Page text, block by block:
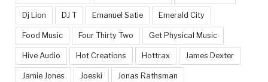
Dj Lion DJ T Emanuel Satie Emerald City
Food Music Four Thirty Two Get Physical Music
Hive Audio Hot Creations Hottrax James Dexter
Jamie Jones Joeski Jonas Rathsman